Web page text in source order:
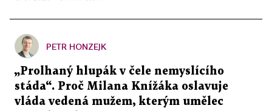
PETR HONZEJK
„Prolhaný hlupák v čele nemyslícího
stáda“. Proč Milana Knížáka oslavuje
vláda vedená mužem, kterým umělec